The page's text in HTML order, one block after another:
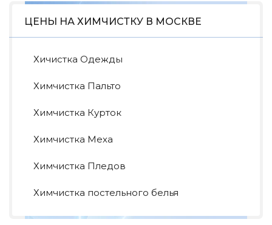
ЦЕНЫ НА ХИМЧИСТКУ В МОСКВЕ
Хичистка Одежды
Химчистка Пальто
Химчистка Курток
Химчистка Меха
Химчистка Пледов
Химчистка постельного белья